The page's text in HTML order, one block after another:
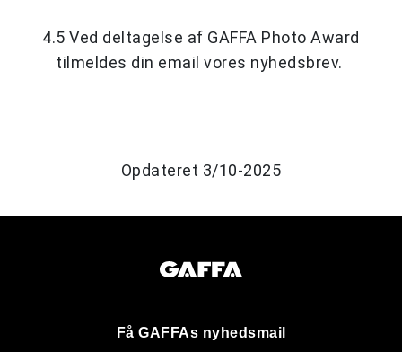
4.5 Ved deltagelse af GAFFA Photo Award
tilmeldes din email vores nyhedsbrev.
Opdateret 3/10-2025
Få GAFFAs nyhedsmail